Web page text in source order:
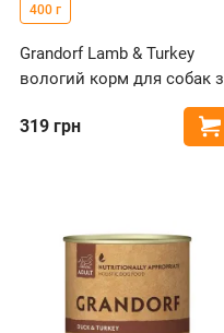
400 г
Grandorf Lamb & Turkey
вологий корм для собак з
319 грн